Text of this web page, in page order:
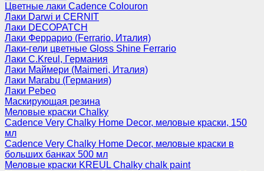
Цветные лаки Cadence Colouron
Лаки Darwi и CERNIT
Лаки DECOPATCH
Лаки Феррарио (Ferrario, Италия)
Лаки-гели цветные Gloss Shine Ferrario
Лаки C.Kreul, Германия
Лаки Маймери (Maimeri, Италия)
Лаки Marabu (Германия)
Лаки Pebeo
Маскирующая резина
Меловые краски Chalky
Cadence Very Chalky Home Decor, меловые краски, 150
мл
Cadence Very Chalky Home Decor, меловые краски в
больших банках 500 мл
Меловые краски KREUL Chalky chalk paint